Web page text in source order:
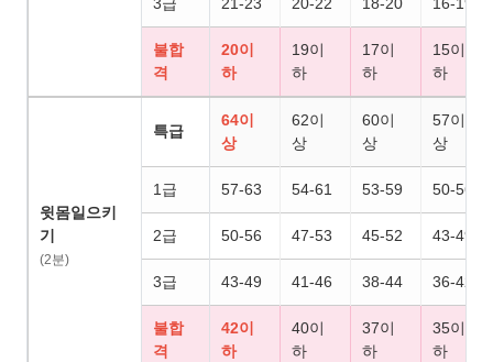
불합
격
20이
하
19이
하
17이
하
15이
하
윗몸일으키
기
(2분)
특급
64이
상
62이
상
60이
상
57이
상
1급 57-63 54-61 53-59 50-56
2급 50-56 47-53 45-52 43-49
3급 43-49 41-46 38-44 36-42
불합
격
42이
하
40이
하
37이
하
35이
하